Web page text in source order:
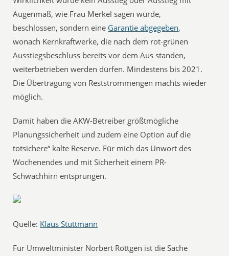
Augenmaß, wie Frau Merkel sagen würde,
beschlossen, sondern eine Garantie abgegeben,
wonach Kernkraftwerke, die nach dem rot-grünen
Ausstiegsbeschluss bereits vor dem Aus standen,
weiterbetrieben werden dürfen. Mindestens bis 2021.
Die Übertragung von Reststrommengen machts wieder
möglich.
Damit haben die AKW-Betreiber größtmögliche
Planungssicherheit und zudem eine Option auf die
totsichere“ kalte Reserve. Für mich das Unwort des
Wochenendes und mit Sicherheit einem PR-
Schwachhirn entsprungen.
Quelle: Klaus Stuttmann
Für Umweltminister Norbert Röttgen ist die Sache